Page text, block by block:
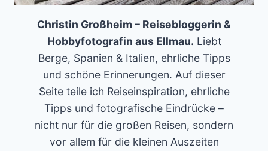
Christin Großheim – Reisebloggerin &
Hobbyfotografin aus Ellmau. Liebt
Berge, Spanien & Italien, ehrliche Tipps
und schöne Erinnerungen. Auf dieser
Seite teile ich Reiseinspiration, ehrliche
Tipps und fotografische Eindrücke –
nicht nur für die großen Reisen, sondern
vor allem für die kleinen Auszeiten